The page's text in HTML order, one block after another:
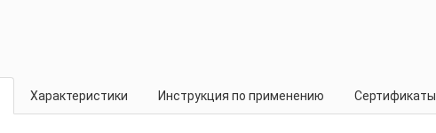
Характеристики Инструкция по применению Сертификаты